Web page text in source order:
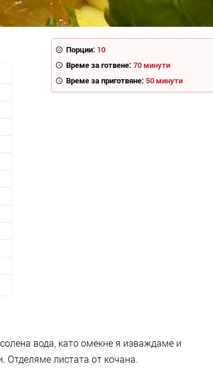
Порции: 10
Време за готвене: 70 минути
Време за приготвяне: 50 минути
вода, като омекне я изваждаме и
Отделяме листата от кочана.